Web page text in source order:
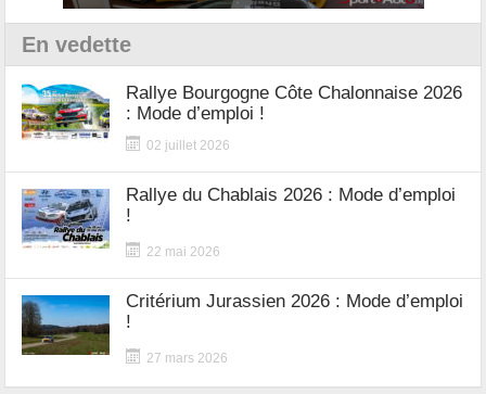
En vedette
Rallye Bourgogne Côte Chalonnaise 2026
: Mode d’emploi !
02 juillet 2026
Rallye du Chablais 2026 : Mode d’emploi
!
22 mai 2026
Critérium Jurassien 2026 : Mode d’emploi
!
27 mars 2026